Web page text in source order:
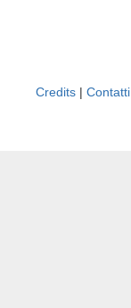
Credits | Contatti